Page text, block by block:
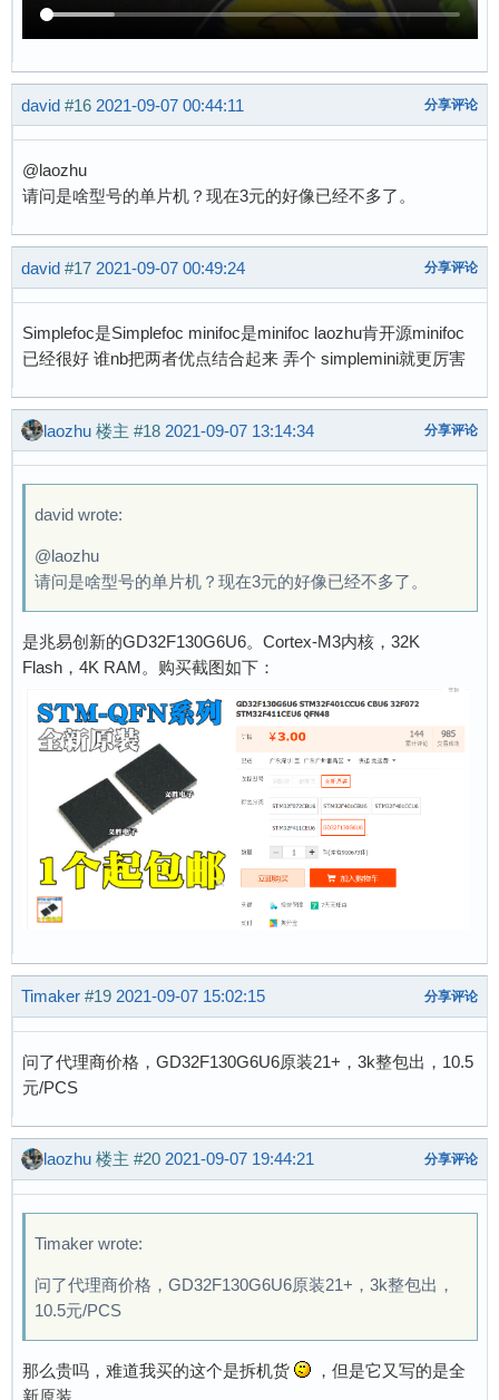
david #16 2021-09-07 00:44:11 分享评论
@laozhu
请问是啥型号的单片机？现在3元的好像已经不多了。
david #17 2021-09-07 00:49:24 分享评论
Simplefoc是Simplefoc minifoc是minifoc laozhu肯开源minifoc
已经很好 谁nb把两者优点结合起来 弄个 simplemini就更厉害
laozhu 楼主 #18 2021-09-07 13:14:34 分享评论
david wrote:
@laozhu
请问是啥型号的单片机？现在3元的好像已经不多了。
是兆易创新的GD32F130G6U6。Cortex-M3内核，32K
Flash，4K RAM。购买截图如下：
Timaker #19 2021-09-07 15:02:15 分享评论
问了代理商价格，GD32F130G6U6原装21+，3k整包出，10.5
元/PCS
laozhu 楼主 #20 2021-09-07 19:44:21 分享评论
Timaker wrote:
问了代理商价格，GD32F130G6U6原装21+，3k整包出，
10.5元/PCS
那么贵吗，难道我买的这个是拆机货
，但是它又写的是全
新原装